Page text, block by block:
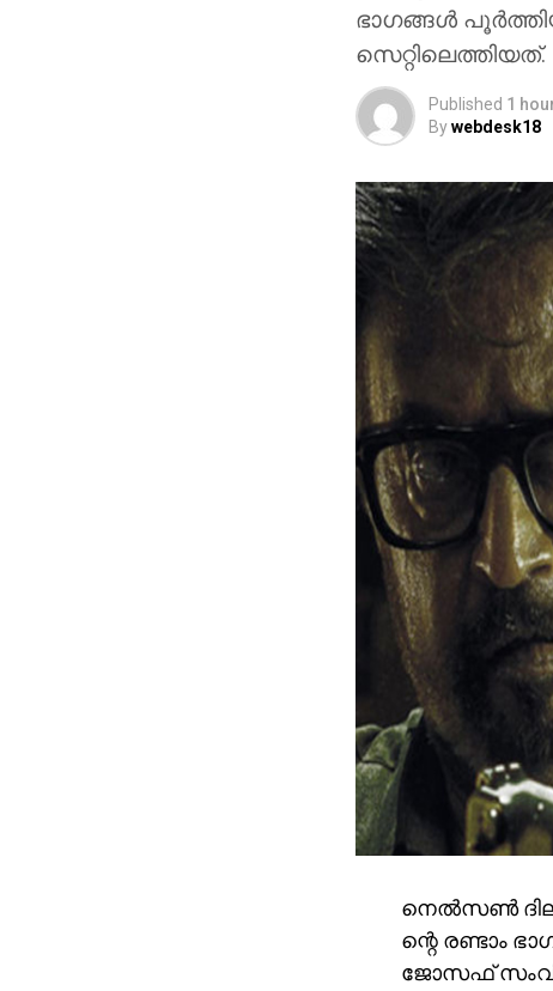
ഭാഗങ്ങള്‍
സെറ്റിലെത്തിയത്.
Published 1
Bywebdesk18
നെല്‍സണ്‍
ന്റെ രണ്ടാം
ജോസഫ്